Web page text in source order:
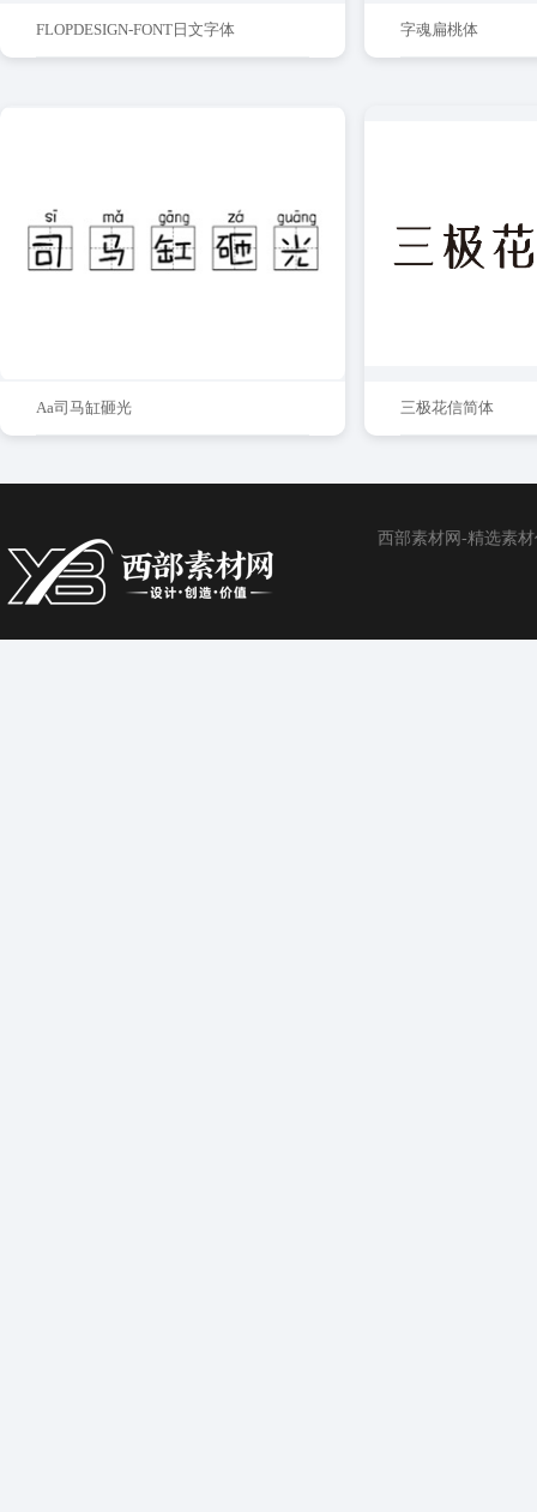
FLOPDESIGN-FONT日文字体 字魂扁桃体
Aa司马缸砸光 三极花信简体
西部素材网-精选素